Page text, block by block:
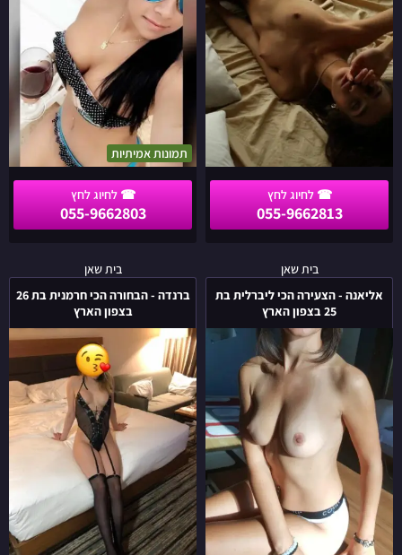
055-9662813
תמונות אמיתיות
055-9662803
בית שאן
אליאנה - הצעירה הכי ליברלית בת
25 בצפון הארץ
אליאנה
-
הצעירה
הכי
ליברלית
בת
25
בצפון
הארץ
בית שאן
ברנדה - הבחורה הכי חרמנית בת 26
בצפון הארץ
ברנדה
-
הבחורה
הכי
חרמנית
בת
26
בצפון
הארץ